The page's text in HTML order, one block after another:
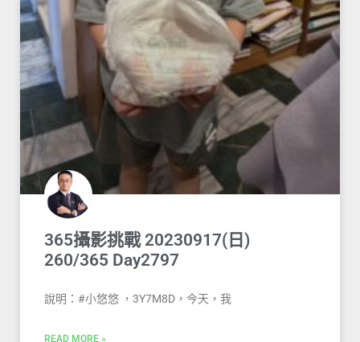
365攝影挑戰 20230917(日)
260/365 Day2797
說明：#小悠悠 ，3Y7M8D，今天，我
READ MORE »